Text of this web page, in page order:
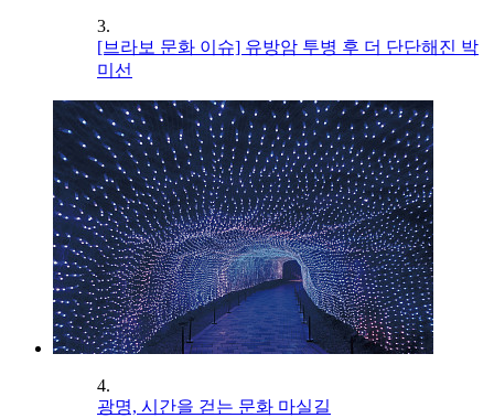
3.
[브라보 문화 이슈] 유방암 투병 후 더 단단해진 박
미선
4.
광명, 시간을 걷는 문화 마실길